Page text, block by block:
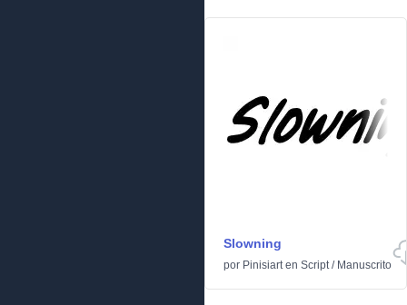
Slowning
por Pinisiarten Script/ Manuscrito